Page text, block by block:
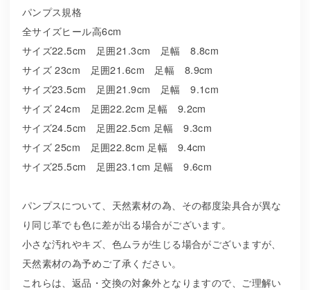
パンプス規格
全サイズヒール高6cm
サイズ22.5cm 足囲21.3cm 足幅 8.8cm
サイズ 23cm 足囲21.6cm 足幅 8.9cm
サイズ23.5cm 足囲21.9cm 足幅 9.1cm
サイズ 24cm 足囲22.2cm 足幅 9.2cm
サイズ24.5cm 足囲22.5cm 足幅 9.3cm
サイズ 25cm 足囲22.8cm 足幅 9.4cm
サイズ25.5cm 足囲23.1cm 足幅 9.6cm
パンプスについて、天然素材の為、その都度染具合が異な
り同じ革でも色に差が出る場合がございます。
小さな汚れやキズ、色ムラが生じる場合がございますが、
天然素材の為予めご了承ください。
これらは、返品・交換の対象外となりますので、ご理解い